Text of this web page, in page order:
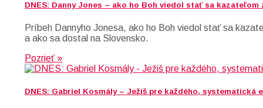
DNES: Danny Jones – ako ho Boh viedol stať sa kazateľom
Príbeh Dannyho Jonesa, ako ho Boh viedol stať sa
a ako sa dostal na Slovensko.
Pozrieť »
DNES: Gabriel Kosmály – Ježiš pre každého, systematická